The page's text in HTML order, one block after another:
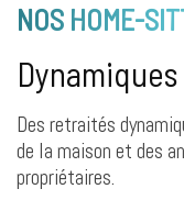
NOS HOME-
Des retraités
de la maison et des
propriétaires.